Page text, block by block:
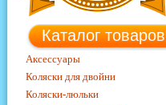
Каталог товаров
Аксессуары
Коляски для двойни
Коляски-люльки